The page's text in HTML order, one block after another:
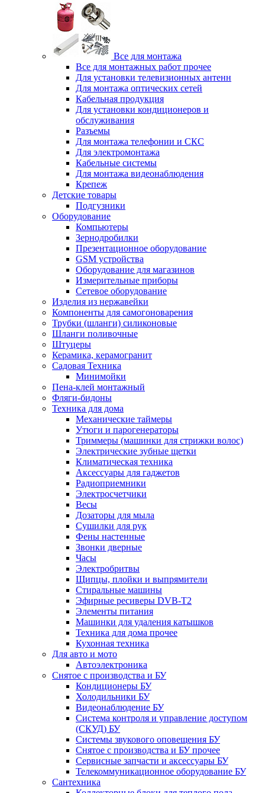
Все для монтажа
Все для монтажных работ прочее
Для установки телевизионных антенн
Для монтажа оптических сетей
Кабельная продукция
Для установки кондиционеров и
обслуживания
Разъемы
Для монтажа телефонии и СКС
Для электромонтажа
Кабельные системы
Для монтажа видеонаблюдения
Крепеж
Детские товары
Подгузники
Оборудование
Компьютеры
Зернодробилки
Презентационное оборудование
GSM устройства
Оборудование для магазинов
Измерительные приборы
Сетевое оборудование
Изделия из нержавейки
Компоненты для самогоноварения
Трубки (шланги) силиконовые
Шланги поливочные
Штуцеры
Керамика, керамогранит
Садовая Техника
Минимойки
Пена-клей монтажный
Фляги-бидоны
Техника для дома
Механические таймеры
Утюги и парогенераторы
Триммеры (машинки для стрижки волос)
Электрические зубные щетки
Климатическая техника
Аксессуары для гаджетов
Радиоприемники
Электросчетчики
Весы
Дозаторы для мыла
Сушилки для рук
Фены настенные
Звонки дверные
Часы
Электробритвы
Щипцы, плойки и выпрямители
Стиральные машины
Эфирные ресиверы DVB-T2
Элементы питания
Машинки для удаления катышков
Техника для дома прочее
Кухонная техника
Для авто и мото
Автоэлектроника
Снятое с производства и БУ
Кондиционеры БУ
Холодильники БУ
Видеонаблюдение БУ
Система контроля и управление доступом
(СКУД) БУ
Системы звукового оповещения БУ
Снятое с производства и БУ прочее
Сервисные запчасти и аксессуары БУ
Телекоммуникационное оборудование БУ
Сантехника